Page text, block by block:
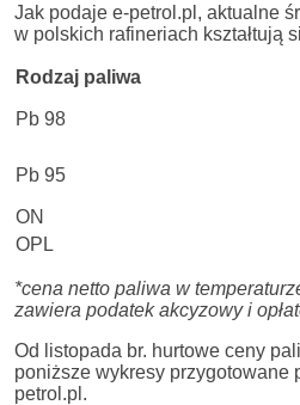
Jak podaje e-petrol.pl, aktualne
w polskich rafineriach kształtują
Rodzaj paliwa
Pb 98
Pb 95
ON
OPL
*cena netto paliwa w
zawiera podatek akcyzowy i
Od listopada br. hurtowe ceny
poniższe wykresy przygotowane
petrol.pl.